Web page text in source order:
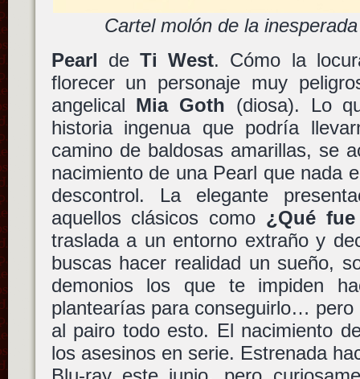
Cartel molón de la
Pearl de Ti West. Cómo la
florecer un personaje muy
angelical Mia Goth (diosa). Lo
historia ingenua que podría
camino de baldosas amarillas, se
nacimiento de una Pearl que nada
descontrol. La elegante
aquellos clásicos como ¿Qué
traslada a un entorno extraño y
buscas hacer realidad un sueño,
demonios los que te impiden
plantearías para conseguirlo…
al pairo todo esto. El nacimiento
los asesinos en serie. Estrenada